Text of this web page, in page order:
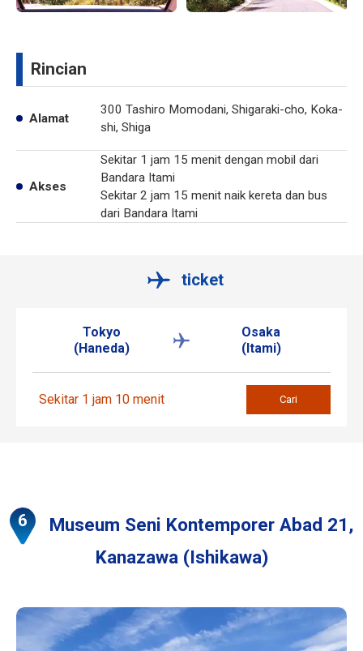
Rincian
Alamat
300 Tashiro Momodani, Shigaraki-cho, Koka-
shi, Shiga
Akses
Sekitar 1 jam 15 menit dengan mobil dari
Bandara Itami
Sekitar 2 jam 15 menit naik kereta dan bus
dari Bandara Itami
ticket
Tokyo
(Haneda)
Osaka
(Itami)
Sekitar 1 jam 10 menit Cari
Museum Seni Kontemporer Abad 21,
Kanazawa (Ishikawa)